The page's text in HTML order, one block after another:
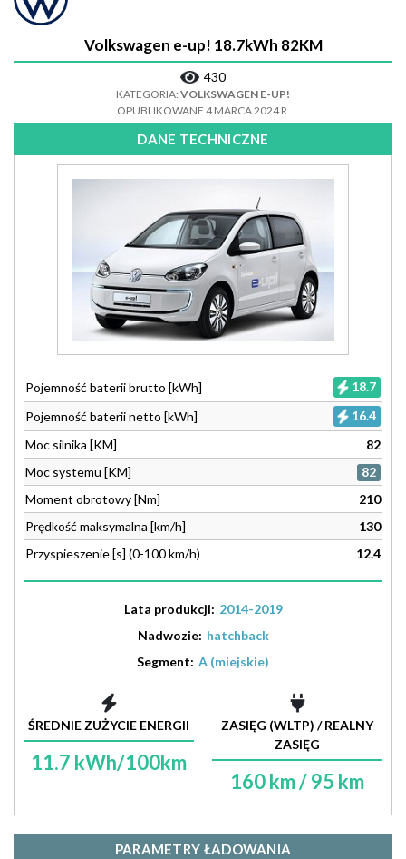
Volkswagen e-up! 18.7kWh 82KM
430
KATEGORIA: VOLKSWAGEN E-UP!
OPUBLIKOWANE 4 MARCA 2024 R.
DANE TECHNICZNE
Pojemność baterii brutto [kWh]
18.7
Pojemność baterii netto [kWh]
16.4
Moc silnika [KM]
82
Moc systemu [KM]
82
Moment obrotowy [Nm]
210
Prędkość maksymalna [km/h]
130
Przyspieszenie [s] (0-100 km/h)
12.4
Lata produkcji: 2014-2019
Nadwozie: hatchback
Segment: A (miejskie)
ŚREDNIE ZUŻYCIE ENERGII
11.7 kWh/100km
ZASIĘG (WLTP) / REALNY
ZASIĘG
160 km / 95 km
PARAMETRY ŁADOWANIA